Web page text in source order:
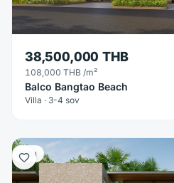
38,500,000 THB
108,000 THB /m²
Balco Bangtao Beach
Villa · 3-4 sov
Villa